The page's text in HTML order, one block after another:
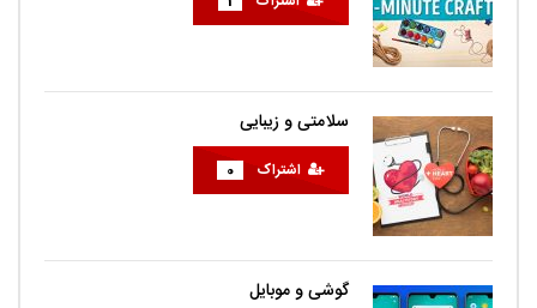
سلامتی و زیبایی
اشتراک 0
گوشی و موبایل